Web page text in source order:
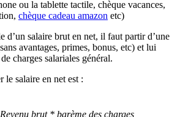
ou la tablette tactile, chèque vacances,
chèque cadeau amazon etc)
d’un salaire brut en net, il faut partir d’une
avantages, primes, bonus, etc) et lui
charges salariales général.
le salaire en net est :
brut * barème des charges